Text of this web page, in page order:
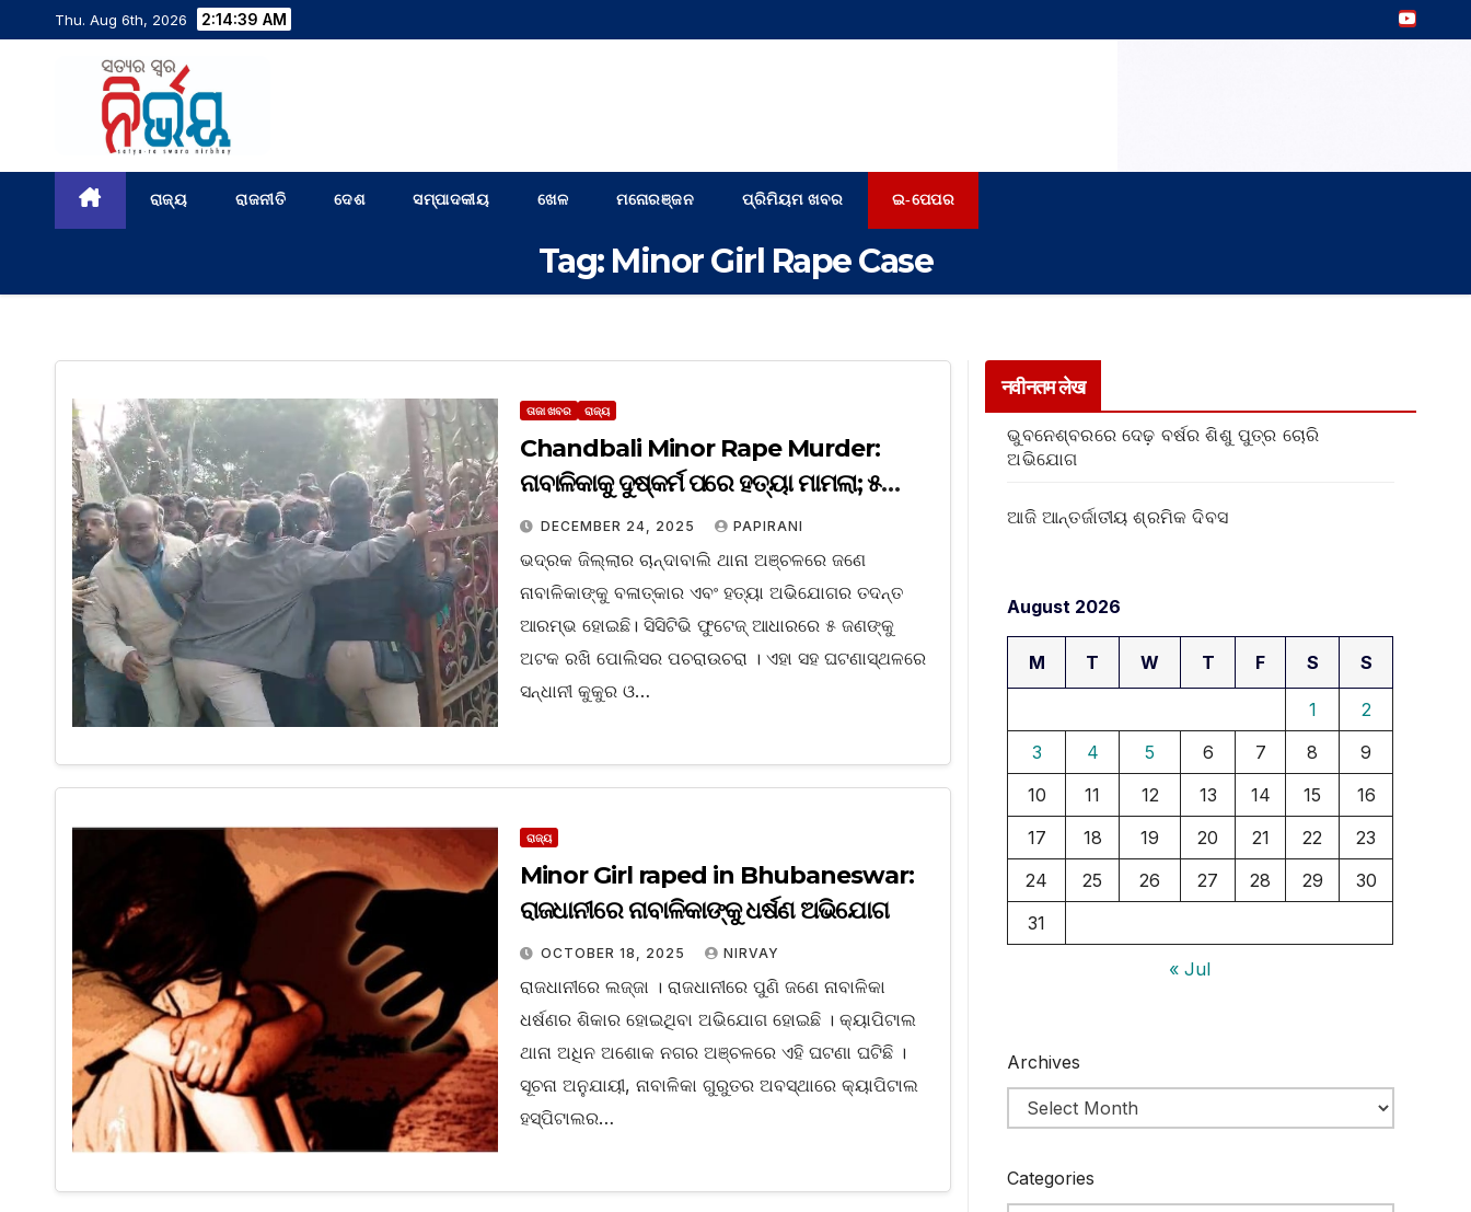
Thu. Aug 6th, 2026 2:14:40 AM
ରାଜ୍ୟ ରାଜନୀତି ଦେଶ ସମ୍ପାଦକୀୟ ଖେଳ ମନୋରଞ୍ଜନ ପ୍ରିମିୟମ ଖବର ଇ-ପେପର
Tag: Minor Girl Rape Case
ତାଜା ଖବର ରାଜ୍ୟ
Chandbali Minor Rape Murder:
ନାବାଳିକାକୁ ଦୁଷ୍କର୍ମ ପରେ ହତ୍ୟା ମାମଲା; ୫
ଜଣଙ୍କୁ ଅଟକ
DECEMBER 24, 2025 PAPIRANI
ଭଦ୍ରକ ଜିଲ୍ଲାର ଚାନ୍ଦାବାଲି ଥାନା ଅଞ୍ଚଳରେ ଜଣେ
ନାବାଳିକାଙ୍କୁ ବଳାତ୍କାର ଏବଂ ହତ୍ୟା ଅଭିଯୋଗର ତଦନ୍ତ
ଆରମ୍ଭ ହୋଇଛି। ସିସିଟିଭି ଫୁଟେଜ୍ ଆଧାରରେ ୫ ଜଣଙ୍କୁ
ଅଟକ ରଖି ପୋଲିସର ପଚରାଉଚରା । ଏହା ସହ ଘଟଣାସ୍ଥଳରେ
ସନ୍ଧାନୀ କୁକୁର ଓ…
ରାଜ୍ୟ
Minor Girl raped in Bhubaneswar:
ରାଜଧାନୀରେ ନାବାଳିକାଙ୍କୁ ଧର୍ଷଣ ଅଭିଯୋଗ
OCTOBER 18, 2025 NIRVAY
ରାଜଧାନୀରେ ଲଜ୍ଜା । ରାଜଧାନୀରେ ପୁଣି ଜଣେ ନାବାଳିକା
ଧର୍ଷଣର ଶିକାର ହୋଇଥିବା ଅଭିଯୋଗ ହୋଇଛି । କ୍ୟାପିଟାଲ
ଥାନା ଅଧିନ ଅଶୋକ ନଗର ଅଞ୍ଚଳରେ ଏହି ଘଟଣା ଘଟିଛି ।
ସୂଚନା ଅନୁଯାୟୀ, ନାବାଳିକା ଗୁରୁତର ଅବସ୍ଥାରେ କ୍ୟାପିଟାଲ
ହସ୍ପିଟାଲର…
नवीनतम लेख
ଭୁବନେଶ୍ବରରେ ଦେଢ଼ ବର୍ଷର ଶିଶୁ ପୁତ୍ର ଚୋରି
ଅଭିଯୋଗ
ଆଜି ଆନ୍ତର୍ଜାତୀୟ ଶ୍ରମିକ ଦିବସ
August 2026
M T W T F S S
1
2
3
4 5 6 7 8
9
10
11 12 13 14 15
16
17
18 19 20 21 22
23
24
25 26 27 28 29
30
31
« Jul
Archives
Categories